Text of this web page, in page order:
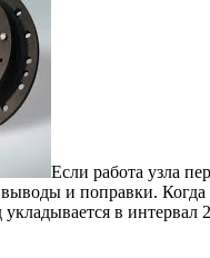
Если работа узла
и поправки.
в